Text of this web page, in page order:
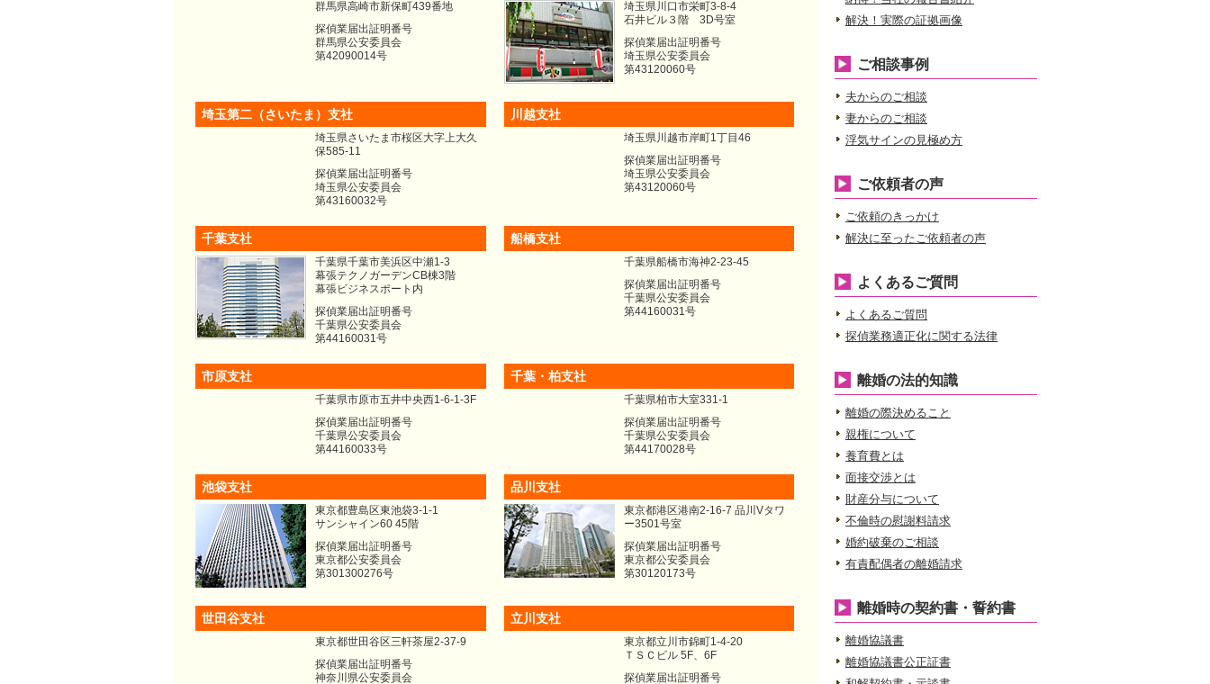
群馬県高崎市新保町439番地
探偵業届出証明番号
群馬県公安委員会
第42090014号
埼玉県川口市栄町3-8-4
石井ビル３階 3D号室
探偵業届出証明番号
埼玉県公安委員会
第43120060号
埼玉第二（さいたま）支社
埼玉県さいたま市桜区大字上大久
保585-11
探偵業届出証明番号
埼玉県公安委員会
第43160032号
川越支社
埼玉県川越市岸町1丁目46
探偵業届出証明番号
埼玉県公安委員会
第43120060号
千葉支社
千葉県千葉市美浜区中瀬1-3
幕張テクノガーデンCB棟3階
幕張ビジネスポート内
探偵業届出証明番号
千葉県公安委員会
第44160031号
船橋支社
千葉県船橋市海神2-23-45
探偵業届出証明番号
千葉県公安委員会
第44160031号
市原支社
千葉県市原市五井中央西1-6-1-3F
探偵業届出証明番号
千葉県公安委員会
第44160033号
千葉・柏支社
千葉県柏市大室331-1
探偵業届出証明番号
千葉県公安委員会
第44170028号
池袋支社
東京都豊島区東池袋3-1-1
サンシャイン60 45階
探偵業届出証明番号
東京都公安委員会
第301300276号
品川支社
東京都港区港南2-16-7 品川Vタワ
ー3501号室
探偵業届出証明番号
東京都公安委員会
第30120173号
世田谷支社
東京都世田谷区三軒茶屋2-37-9
探偵業届出証明番号
神奈川県公安委員会
立川支社
東京都立川市錦町1-4-20
ＴＳＣビル 5F、6F
探偵業届出証明番号
解決！実際の証拠画像
ご相談事例
夫からのご相談
妻からのご相談
浮気サインの見極め方
ご依頼者の声
ご依頼のきっかけ
解決に至ったご依頼者の声
よくあるご質問
よくあるご質問
探偵業務適正化に関する法律
離婚の法的知識
離婚の際決めること
親権について
養育費とは
面接交渉とは
財産分与について
不倫時の慰謝料請求
婚約破棄のご相談
有責配偶者の離婚請求
離婚時の契約書・誓約書
離婚協議書
離婚協議書公正証書